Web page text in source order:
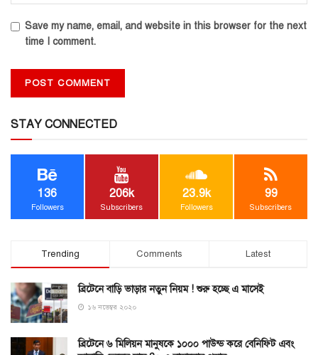
Save my name, email, and website in this browser for the next
time I comment.
STAY CONNECTED
136
Followers
206k
Subscribers
23.9k
Followers
99
Subscribers
Trending Comments Latest
ব্রিটেনে বাড়ি ভাড়ার নতুন নিয়ম ! শুরু হচ্ছে এ মাসেই
১৬ নভেম্বর ২০২০
ব্রিটেনে ৬ মিলিয়ন মানুষকে ১০০০ পাউন্ড করে বেনিফিট এবং